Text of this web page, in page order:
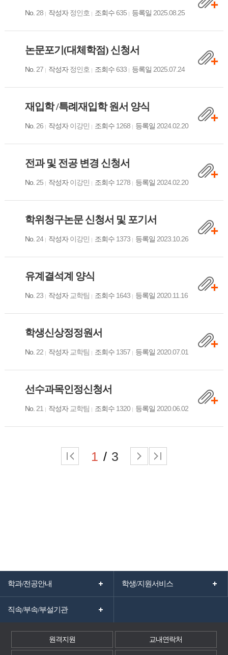
No.28 작성자 정인호 조회수635 등록일 2025.08.25
논문포기(대체학점) 신청서
No.27 작성자 정인호 조회수633 등록일 2025.07.24
재입학 /특례재입학 원서 양식
No.26 작성자 이강민 조회수 1268 등록일 2024.02.20
전과 및 전공 변경 신청서
No.25 작성자 이강민 조회수 1278 등록일 2024.02.20
학위청구논문 신청서 및 포기서
No.24 작성자 이강민 조회수 1373 등록일 2023.10.26
유계결석계 양식
No.23 작성자 교학팀 조회수 1643 등록일 2020.11.16
학생신상정정원서
No.22 작성자 교학팀 조회수 1357 등록일 2020.07.01
선수과목인정신청서
No.21 작성자 교학팀 조회수 1320 등록일 2020.06.02
1 3
학과/전공안내 학생/지원서비스
직속/부속/부설기관
원격지원 교내연락처